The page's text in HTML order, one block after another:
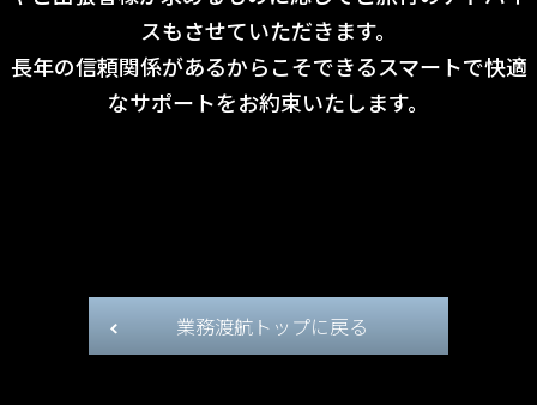
スもさせていただきます。
長年の信頼関係があるからこそできるスマートで快適
なサポートをお約束いたします。
業務渡航トップに戻る